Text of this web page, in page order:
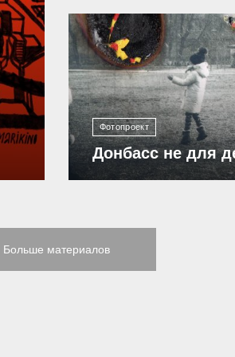
Фотопроект
Донбасс не для
12 308
Больше материалов